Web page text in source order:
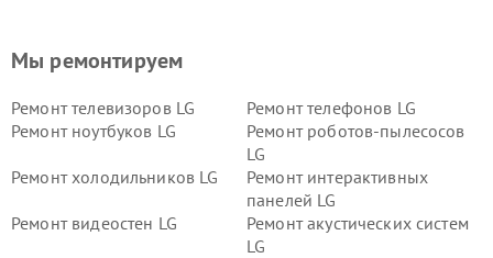
Мы ремонтируем
Ремонт телевизоров LG
Ремонт телефонов LG
Ремонт ноутбуков LG
Ремонт роботов-пылесосов
LG
Ремонт холодильников LG
Ремонт интерактивных
панелей LG
Ремонт видеостен LG
Ремонт акустических систем
LG